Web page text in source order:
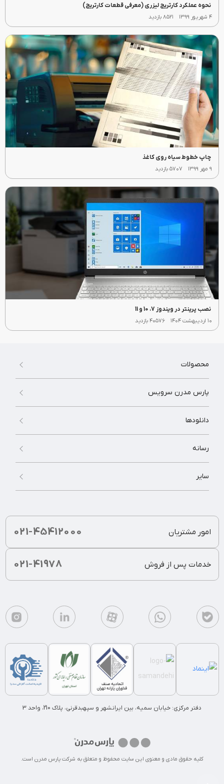
نحوه عملکرد کارتریج لیزری (معرفی قطعات کارتریج)
۴ شهریور ۱۳۹۹ ۸۵۲۱ بازدید
چاپ خطوط سیاه روی کاغذ
۹ مهر ۱۳۹۹ ۵۷۰۷ بازدید
نصب پرینتر در ویندوز 7، 10 و 11
۱۰ اردیبهشت ۱۴۰۴ ۴۰۵۷۶ بازدید
محصولات
پارس مدرن سرویس
دانلودها
رسانه
سایر
021-45412000 امور مشتریان
021-41978 خدمات پس از فروش
دفتر مرکزی: خیابان سمیه، بین ایرانشهر و سپهبدقرنی، پلاک 210، واحد 3
کلیه حقوق مادی و معنوی این سایت محفوظ و متعلق به شرکت پارس مدرن است.